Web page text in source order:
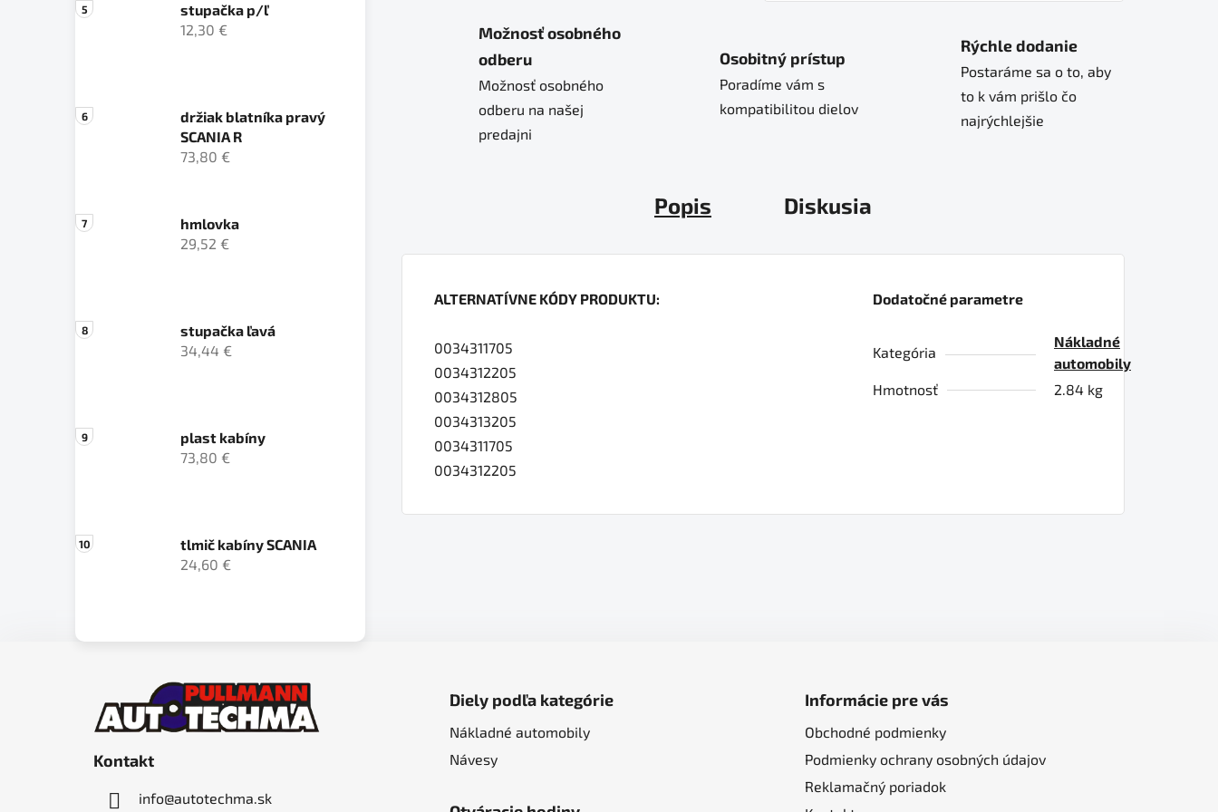
stupačka p/ľ
12,30 €
držiak blatníka pravý
SCANIA R
73,80 €
hmlovka
29,52 €
stupačka ľavá
34,44 €
plast kabíny
73,80 €
tlmič kabíny SCANIA
24,60 €
Možnosť osobného
odberu
Možnosť osobného
odberu na našej
predajni
Osobitný prístup
Poradíme vám s
kompatibilitou dielov
Rýchle dodanie
Postaráme sa o to, aby
to k vám prišlo čo
najrýchlejšie
Popis Diskusia
ALTERNATÍVNE KÓDY PRODUKTU:
0034311705
0034312205
0034312805
0034313205
0034311705
0034312205
Dodatočné parametre
Kategória
Nákladné
automobily
Hmotnosť
2.84 kg
Kontakt
info@autotechma.sk
Diely podľa kategórie
Nákladné automobily
Návesy
Informácie pre vás
Obchodné podmienky
Podmienky ochrany osobných údajov
Reklamačný poriadok